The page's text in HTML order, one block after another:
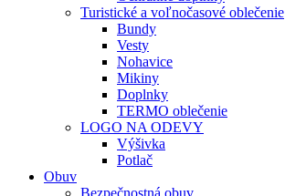
Turistické a voľnočasové oblečenie
Bundy
Vesty
Nohavice
Mikiny
Doplnky
TERMO oblečenie
LOGO NA ODEVY
Výšivka
Potlač
Obuv
Bezpečnostná obuv